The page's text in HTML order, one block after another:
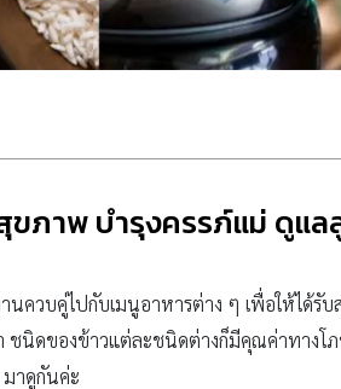
ภาพ บำรุงครรภ์แม่ ดูแ
วบคู่ไปกับเมนูอาหารต่าง ๆ เพื่อให้ได้รั
นิดของข้าวแต่ละชนิดต่างก็มีคุณค่าทางโ
าดูกันค่ะ